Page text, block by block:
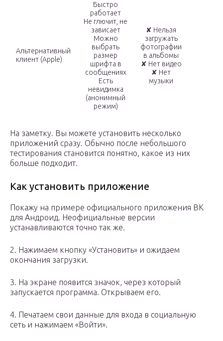
Альтернативный
клиент (Apple)
Быстро
работает
Не глючит, не
зависает
Можно
выбрать
размер
шрифта в
сообщениях
Есть
невидимка
(анонимный
режим)
✘ Нельзя
загружать
фотографии
в альбомы
✘ Нет видео
✘ Нет
музыки
На заметку. Вы можете установить несколько
приложений сразу. Обычно после небольшого
тестирования становится понятно, какое из них
больше подходит.
Как установить приложение
Покажу на примере официального приложения ВК
для Андроид. Неофициальные версии
устанавливаются точно так же.
2. Нажимаем кнопку «Установить» и ожидаем
окончания загрузки.
3. На экране появится значок, через который
запускается программа. Открываем его.
4. Печатаем свои данные для входа в социальную
сеть и нажимаем «Войти».